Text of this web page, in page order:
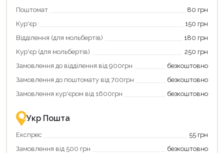
карту
щоб
зекономити
та
отримати
додаткові
переваги!
картою
єКнига
–
зручно
та
покупку
«Національний
кешбек»
та
отримуйте
вигідне
повернення
Економте
більше
разом
державною
підтримкою!
Поштомат
80 грн
Кур'єр
150 грн
Відділення (для мольбертів)
180 грн
Кур'єр (для мольбертів)
250 грн
Замовлення до відділення від 900грн
безкоштовно
Замовлення до поштомату від 700грн
безкоштовно
Замовлення кур'єром від 1600грн
безкоштовно
Укр Пошта
Експрес
55 грн
Замовлення від 500 грн
безкоштовно